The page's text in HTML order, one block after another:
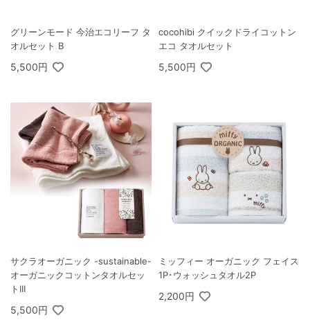
グリーンモード 今治エコリーフ タ
オルセット B
5,500円
cocohibi クイックドライコットン
エコ タオルセット
5,500円
サクラオーガニック -sustainable-
オーガニックコットンタオルセッ
トIII
5,500円
ミッフィー オーガニック フェイス
1P･ウォッシュタオル2P
2,200円